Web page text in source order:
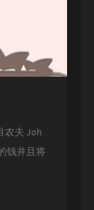
农夫 Joh
钱并且将